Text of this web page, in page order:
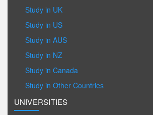
Study in UK
Study in US
Study in AUS
Study in NZ
Study in Canada
Study in Other Countries
UNIVERSITIES